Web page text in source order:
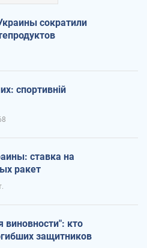
сократили
спортивній
ставка на
ракет
виновности": кто
защитников